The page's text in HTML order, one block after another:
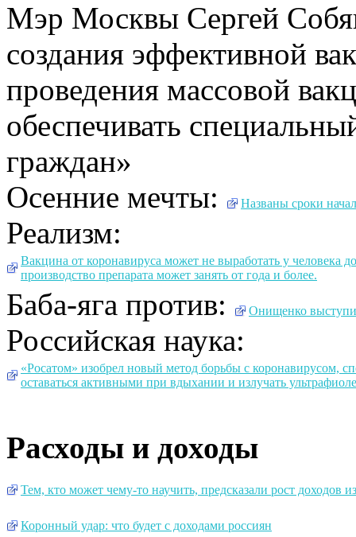
Мэр Москвы Сергей
создания эффективной
проведения массовой
обеспечивать
граждан»
Осенние мечты:
Названы сроки
Реализм:
Вакцина от коронавируса может не выработать у человека
производство препарата может занять от года и более.
Баба-яга против: Онищенко
Российская наука:
«Росатом» изобрел новый метод борьбы с коронавирусом,
оставаться активными при вдыхании и излучать
Расходы и доходы
Тем, кто может чему-то научить, предсказали рост доходов
Коронный удар: что будет с доходами россиян